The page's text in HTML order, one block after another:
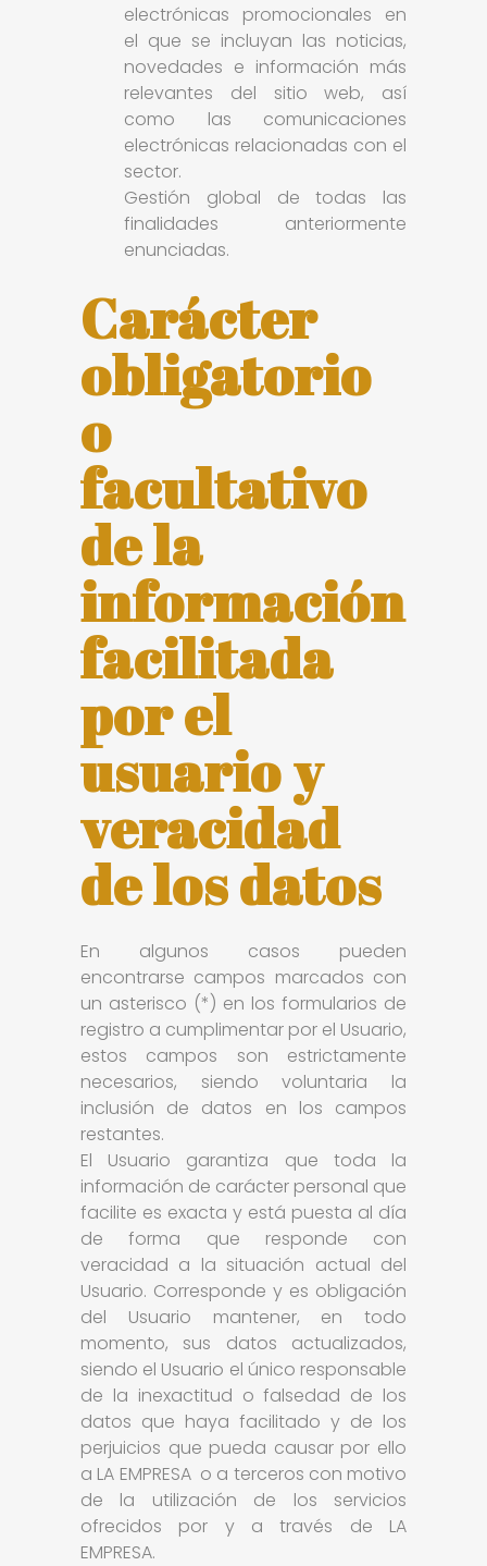
electrónicas promocionales en
el que se incluyan las noticias,
novedades e información más
relevantes del sitio web, así
como las comunicaciones
electrónicas relacionadas con el
sector.
Gestión global de todas las
finalidades anteriormente
enunciadas.
Carácter
obligatorio
o
facultativo
de la
información
facilitada
por el
usuario y
veracidad
de los datos
En algunos casos pueden
encontrarse campos marcados con
un asterisco (*) en los formularios de
registro a cumplimentar por el Usuario,
estos campos son estrictamente
necesarios, siendo voluntaria la
inclusión de datos en los campos
restantes.
El Usuario garantiza que toda la
información de carácter personal que
facilite es exacta y está puesta al día
de forma que responde con
veracidad a la situación actual del
Usuario. Corresponde y es obligación
del Usuario mantener, en todo
momento, sus datos actualizados,
siendo el Usuario el único responsable
de la inexactitud o falsedad de los
datos que haya facilitado y de los
perjuicios que pueda causar por ello
a LA EMPRESA o a terceros con motivo
de la utilización de los servicios
ofrecidos por y a través de LA
EMPRESA.